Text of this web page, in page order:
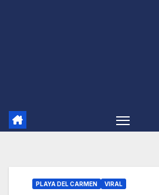
PLAYA DEL CARMEN VIRAL